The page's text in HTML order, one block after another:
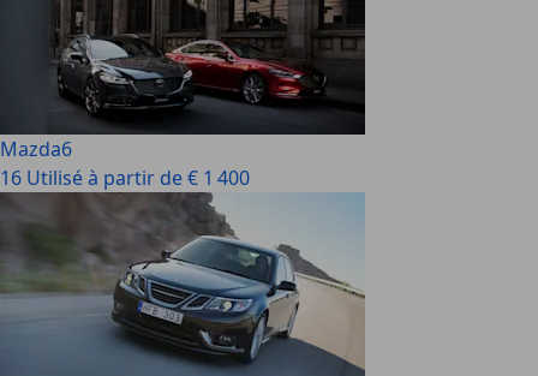
Mazda6
16 Utilisé à partir de € 1 400